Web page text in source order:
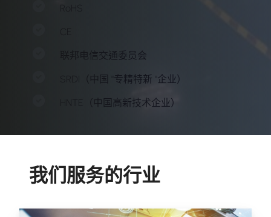
联邦电信交通委员会
SRDI（中国 "专精特新 "企业）
HNTE（中国高新技术企业）
我们服务的行业